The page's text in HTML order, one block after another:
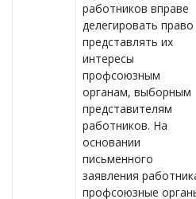
работников вправе
делегировать право
представлять их
интересы
профсоюзным
органам, выборным
представителям
работников. На
основании
письменного
заявления
профсоюзные